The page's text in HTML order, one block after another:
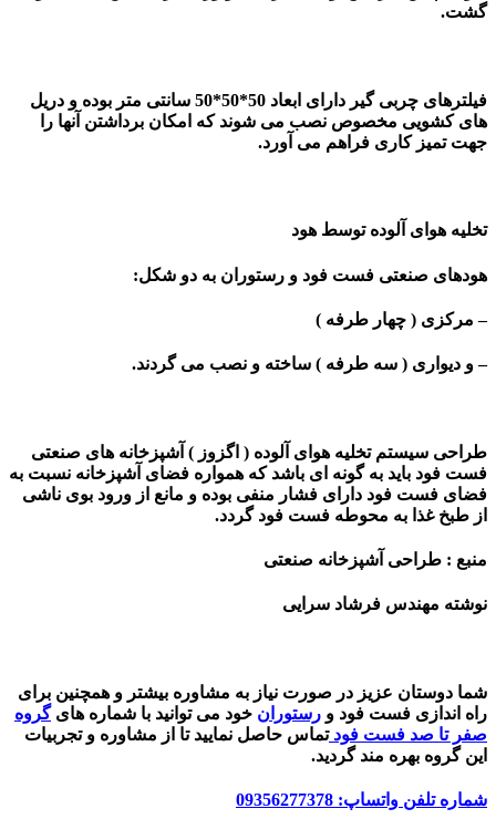
گشت.
فیلترهای چربی گیر دارای ابعاد 50*50*50 سانتی متر بوده و دریل
های کشویی مخصوص نصب می شوند که امکان برداشتن آنها را
جهت تمیز کاری فراهم می آورد.
تخلیه هوای آلوده توسط هود
هودهای صنعتی فست فود و رستوران به دو شکل:
– مرکزی ( چهار طرفه )
– و دیواری ( سه طرفه ) ساخته و نصب می گردند.
طراحی سیستم تخلیه هوای آلوده ( اگزوز ) آشپزخانه های صنعتی
فست فود باید به گونه ای باشد که همواره فضای آشپزخانه نسبت به
فضای فست فود دارای فشار منفی بوده و مانع از ورود بوی ناشی
از طبخ غذا به محوطه فست فود گردد.
منبع : طراحی آشپزخانه صنعتی
نوشته مهندس فرشاد سرایی
شما دوستان عزیز در صورت نیاز به مشاوره بیشتر و همچنین برای
راه اندازی فست فود و رستوران خود می توانید با شماره هایگروه
صفر تا صد فست فودتماس حاصل نمایید تا از مشاوره و تجربیات
این گروه بهره مند گردید.
شماره تلفن واتساپ: 09356277378